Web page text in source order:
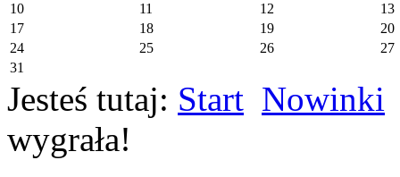
10
11 12
13
17
18 19
20
24
25 26
27
31
Jesteś tutaj: Start Nowinki
wygrała!